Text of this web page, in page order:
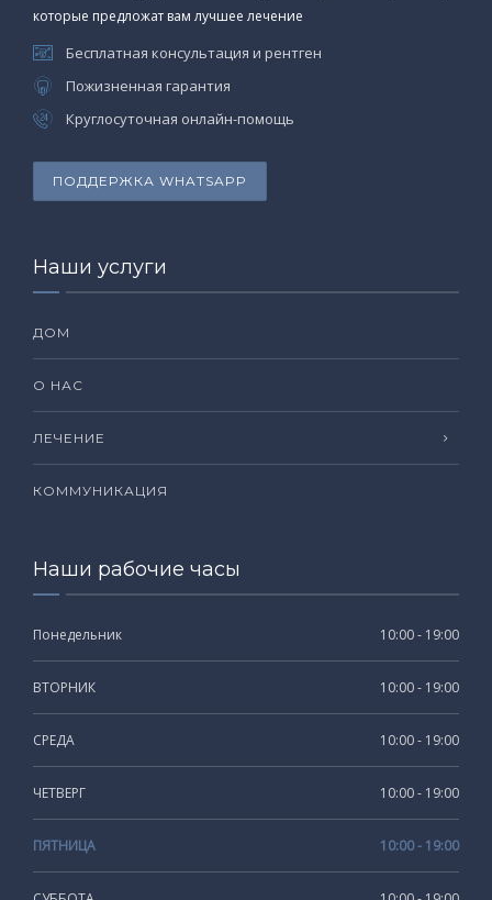
которые предложат вам лучшее лечение
Бесплатная консультация и рентген
Пожизненная гарантия
Круглосуточная онлайн-помощь
ПОДДЕРЖКА WHATSAPP
Наши услуги
ДОМ
О НАС
ЛЕЧЕНИЕ
КОММУНИКАЦИЯ
Наши рабочие часы
Понедельник 10:00 - 19:00
ВТОРНИК 10:00 - 19:00
СРЕДА 10:00 - 19:00
ЧЕТВЕРГ 10:00 - 19:00
ПЯТНИЦА 10:00 - 19:00